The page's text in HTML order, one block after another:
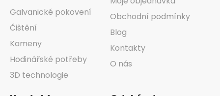
Galvanické pokovení
Čištění
Kameny
Hodinářské potřeby
3D technologie
Obchodní podmínky
Blog
Kontakty
O nás